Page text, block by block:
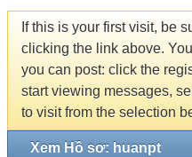
If this is your first visit, be
clicking the link above.
you can post: click the
start viewing messages,
to visit from the selection
Xem Hồ sơ: huanpt